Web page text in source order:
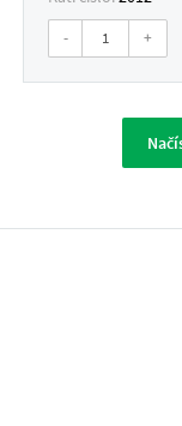
- +